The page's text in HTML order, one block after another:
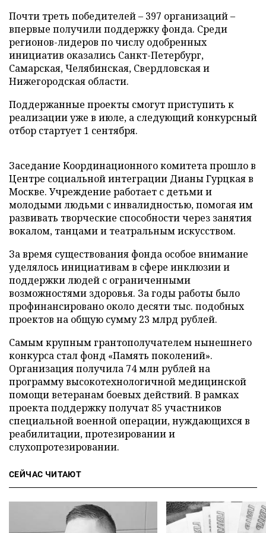
Почти треть победителей – 397 организаций –
впервые получили поддержку фонда. Среди
регионов-лидеров по числу одобренных
инициатив оказались Санкт-Петербург,
Самарская, Челябинская, Свердловская и
Нижегородская области.
Поддержанные проекты смогут приступить к
реализации уже в июле, а следующий конкурсный
отбор стартует 1 сентября.
Заседание Координационного комитета прошло в
Центре социальной интеграции Дианы Гурцкая в
Москве. Учреждение работает с детьми и
молодыми людьми с инвалидностью, помогая им
развивать творческие способности через занятия
вокалом, танцами и театральным искусством.
За время существования фонда особое внимание
уделялось инициативам в сфере инклюзии и
поддержки людей с ограниченными
возможностями здоровья. За годы работы было
профинансировано около десяти тыс. подобных
проектов на общую сумму 23 млрд рублей.
Самым крупным грантополучателем нынешнего
конкурса стал фонд «Память поколений».
Организация получила 74 млн рублей на
программу высокотехнологичной медицинской
помощи ветеранам боевых действий. В рамках
проекта поддержку получат 85 участников
специальной военной операции, нуждающихся в
реабилитации, протезировании и
слухопротезировании.
СЕЙЧАС ЧИТАЮТ